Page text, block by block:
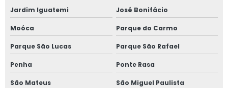
Janela sobreposta
Janela sobreposta acústica
Janela sobreposta de alto padrão
Janela sobreposta de correr
Jardim Iguatemi José Bonifácio
Moóca Parque do Carmo
Parque São Lucas Parque São Rafael
Penha Ponte Rasa
São Mateus São Miguel Paulista